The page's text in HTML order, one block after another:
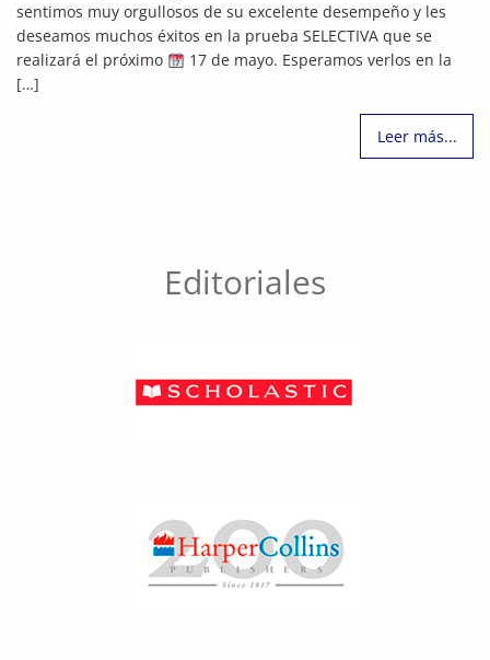
sentimos muy orgullosos de su excelente desempeño y les
deseamos muchos éxitos en la prueba SELECTIVA que se
realizará el próximo
17 de mayo. Esperamos verlos en la
[…]
Leer más...
Editoriales